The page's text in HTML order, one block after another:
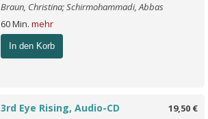
Braun, Christina; Schirmohammadi, Abbas
60 Min. mehr
In den Korb
19,50 €
3rd Eye Rising, Audio-CD